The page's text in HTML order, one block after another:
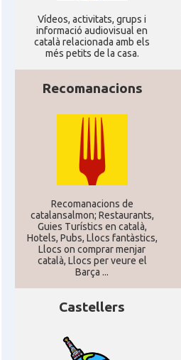
CAMON
CAMON
CAMON
Casal
Casal
Delegació del
Ví­deos, activitats, grups i
informació audiovisual en
català relacionada amb els
més petits de la casa.
Recomanacions
Recomanacions de
catalansalmon; Restaurants,
Guies Turístics en català,
Hotels, Pubs, Llocs fantàstics,
Llocs on comprar menjar
català, Llocs per veure el
Barça ...
Castellers